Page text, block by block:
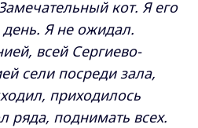
кот. Я его
Я не ожидал.
всей Сергиево-
сели посреди зала,
приходилось
ряда, поднимать всех.